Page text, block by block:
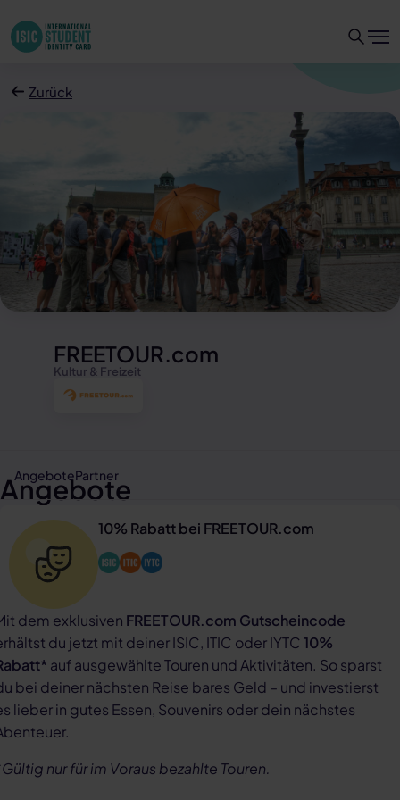
Zurück
Kultur & Freizeit
FREETOUR.com
AngebotePartner
Angebote
10% Rabatt bei FREETOUR.com
dem exklusiven FREETOUR.com Gutscheincode
du jetzt mit deiner ISIC, ITIC oder IYTC 10%
auf ausgewählte Touren und Aktivitäten. So sparst
bei deiner nächsten Reise bares Geld – und investierst
lieber in gutes Essen, Souvenirs oder dein nächstes
Gültig nur für im Voraus bezahlte Touren.